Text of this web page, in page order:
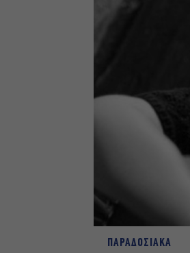
ΠΑΡΑΔΟΣΙΑΚΑ